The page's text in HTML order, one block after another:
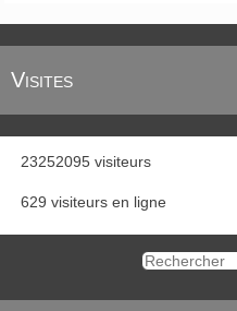
Visites
23252095 visiteurs
629 visiteurs en ligne